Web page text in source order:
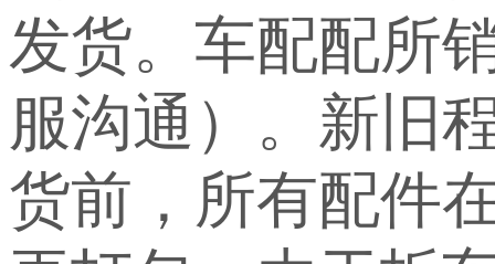
发货。车配配所
服沟通）。新旧
货前，所有配件